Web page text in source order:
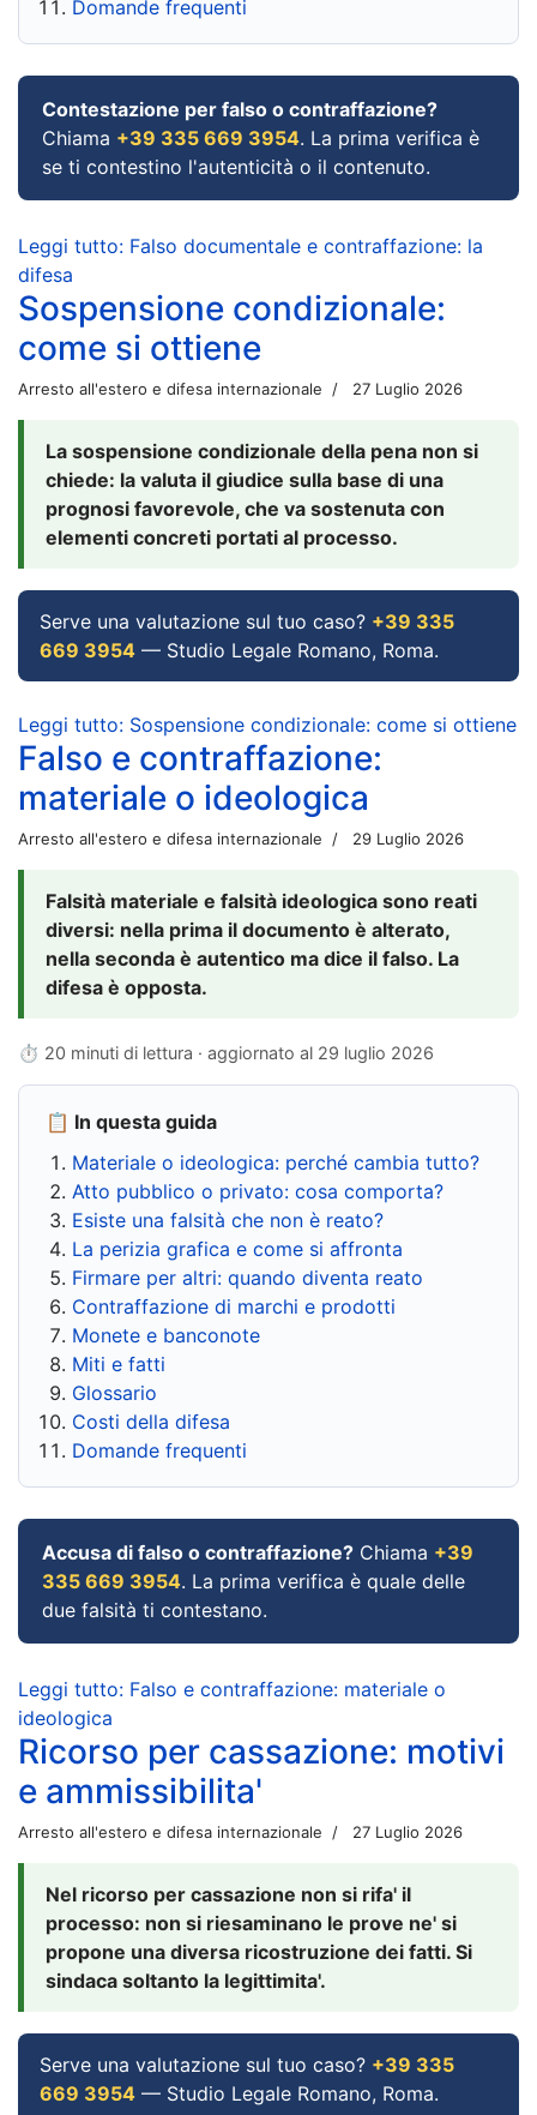
Domande frequenti
Contestazione per falso o contraffazione?
Chiama +39 335 669 3954. La prima verifica è
se ti contestino l'autenticità o il contenuto.
Leggi tutto: Falso documentale e contraffazione: la
difesa
Sospensione condizionale:
come si ottiene
Arresto all'estero e difesa internazionale 27 Luglio 2026
La sospensione condizionale della pena non si
chiede: la valuta il giudice sulla base di una
prognosi favorevole, che va sostenuta con
elementi concreti portati al processo.
Serve una valutazione sul tuo caso? +39 335
669 3954 — Studio Legale Romano, Roma.
Leggi tutto: Sospensione condizionale: come si ottiene
Falso e contraffazione:
materiale o ideologica
Arresto all'estero e difesa internazionale 29 Luglio 2026
Falsità materiale e falsità ideologica sono reati
diversi: nella prima il documento è alterato,
nella seconda è autentico ma dice il falso. La
difesa è opposta.
⏱ 20 minuti di lettura · aggiornato al 29 luglio 2026
📋 In questa guida
Materiale o ideologica: perché cambia tutto?
Atto pubblico o privato: cosa comporta?
Esiste una falsità che non è reato?
La perizia grafica e come si affronta
Firmare per altri: quando diventa reato
Contraffazione di marchi e prodotti
Monete e banconote
Miti e fatti
Glossario
Costi della difesa
Domande frequenti
Accusa di falso o contraffazione? Chiama +39
335 669 3954. La prima verifica è quale delle
due falsità ti contestano.
Leggi tutto: Falso e contraffazione: materiale o
ideologica
Ricorso per cassazione: motivi
e ammissibilita'
Arresto all'estero e difesa internazionale 27 Luglio 2026
Nel ricorso per cassazione non si rifa' il
processo: non si riesaminano le prove ne' si
propone una diversa ricostruzione dei fatti. Si
sindaca soltanto la legittimita'.
Serve una valutazione sul tuo caso? +39 335
669 3954 — Studio Legale Romano, Roma.